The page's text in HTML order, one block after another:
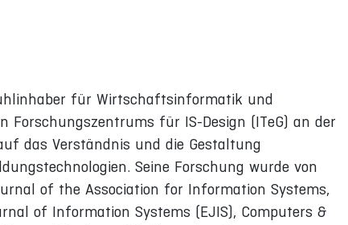
für Wirtschaftsinformatik und
Forschungszentrums für IS-Design (ITeG) an der
das Verständnis und die Gestaltung
Seine Forschung wurde von
of the Association for Information Systems,
of Information Systems (EJIS), Computers &